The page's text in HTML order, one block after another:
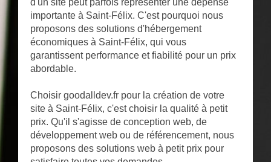
d'un site peut parfois représenter une dépense
importante à Saint-Félix. C'est pourquoi nous
proposons des solutions d'hébergement
économiques à Saint-Félix, qui vous
garantissent performance et fiabilité pour un prix
abordable.
Choisir goodalldev.fr pour la création de votre
site à Saint-Félix, c'est choisir la qualité à petit
prix. Qu'il s'agisse de conception web, de
développement web ou de référencement, nous
proposons des solutions web à petit prix pour